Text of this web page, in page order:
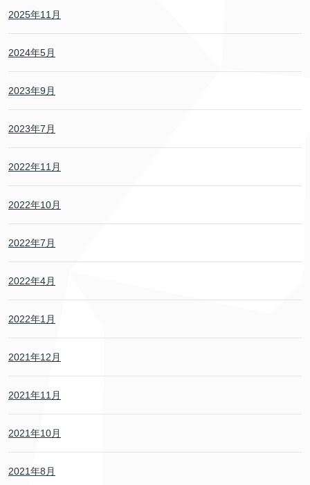
2025年11月
2024年5月
2023年9月
2023年7月
2022年11月
2022年10月
2022年7月
2022年4月
2022年1月
2021年12月
2021年11月
2021年10月
2021年8月